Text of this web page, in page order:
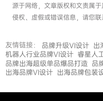
源于网络，文章版权和文责属
侵权、虚假或错误信息，请您联
友情链接： 品牌升级VI设计 出
机器人行业品牌VI设计 睿星人
品牌出海超级单品爆品打造 品
出海品牌VI设计 出海品牌包装